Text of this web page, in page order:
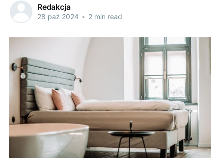
Redakcja
28 paź 2024 • 2 min read